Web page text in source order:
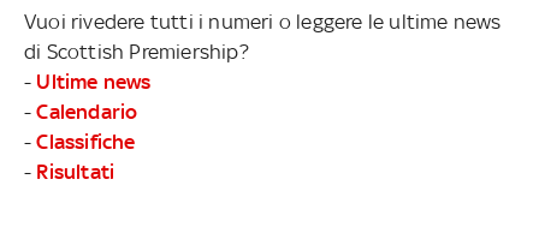
Vuoi rivedere tutti i numeri o leggere le ultime news
di Scottish Premiership?
- Ultime news
-Calendario
-Classifiche
- Risultati